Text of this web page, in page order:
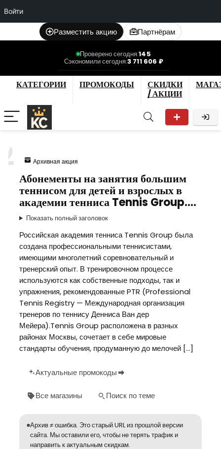
Войти
Разместить акцию Партнёрам
Проверено сегодня:145
Сэкономили сегодня:3 711 606 ₽
КАТЕГОРИИ ПРОМОКОДЫ
СКИДКИ
/ АКЦИИ
Архивная акция
Абонементы на занятия большим
теннисом для детей и взрослых в
академии тенниса Tennis Group.…
Показать полный заголовок
Российская академия тенниса Tennis Group была
создана профессиональными теннисистами,
имеющими многолетний соревновательный и
тренерский опыт. В тренировочном процессе
используются как собственные подходы, так и
упражнения, рекомендованные PTR (Professional
Tennis Registry — Международная организация
тренеров по теннису Денниса Ван дер
Мейера).Tennis Group расположена в разных
районах Москвы, сочетает в себе мировые
стандарты обучения, продуманную до мелочей […]
Актуальные промокоды
Все магазины Поиск по теме
Архив ≠ ошибка. Это старый URL из прошлой версии
сайта. Мы оставили его, чтобы не терять трафик и
направить к актуальным скидкам.